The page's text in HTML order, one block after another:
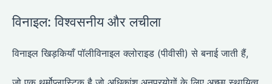
विनाइल: विश्वसनीय और लचीला
विनाइल खिड़कियाँ पॉलीविनाइल क्लोराइड (पीवीसी) से बनाई जाती हैं,